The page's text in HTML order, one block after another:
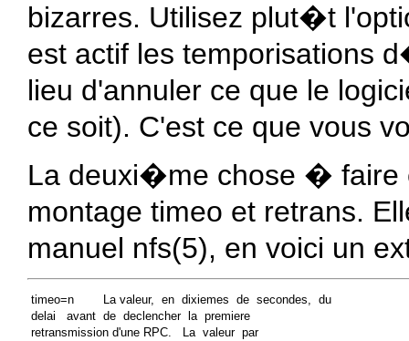
bizarres. Utilisez plut�t
est actif les temporisations
lieu d'annuler ce que le
ce soit). C'est ce que vous
La deuxi�me chose � faire
montage timeo et retrans.
manuel nfs(5), en voici un
timeo=n        La valeur,  en  dixiemes  de  secondes,  du
delai   avant  de  declencher  la  premiere
retransmission d'une RPC.   La  valeur  par